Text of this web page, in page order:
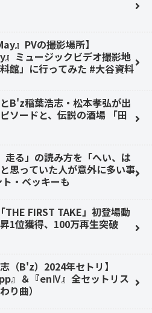
』PVの撮影場所】
』ミュージックビデオ撮影地
料館」に行ってみた #大谷資料
B'z稲葉浩志・松本孝弘が出
ソードと、伝説の酒場 「田
走る」の読み方を「へい、は
思っていた人が意外に多い事
・ベッキーも
THE FIRST TAKE」初登場動
1位獲得、100万再生突破
志（B'z）2024年セトリ】
』＆『enⅣ』全セットリス
り曲）